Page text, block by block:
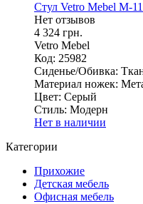
Стул Vetro Mebel M-
Нет отзывов
4 324 грн.
Vetro Mebel
Код: 25982
Сиденье/Обивка:
Материал ножек:
Цвет: Серый
Стиль: Модерн
Нет в наличии
Категории
Прихожие
Детская мебель
Офисная мебель